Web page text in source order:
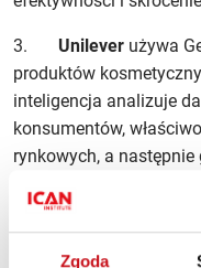
Zgoda
3. Unilever używa
produktów
inteligencja analizuje
konsumentów,
rynkowych, a
produktów, które mają
4. W branży mediów i
wykorzystywana do